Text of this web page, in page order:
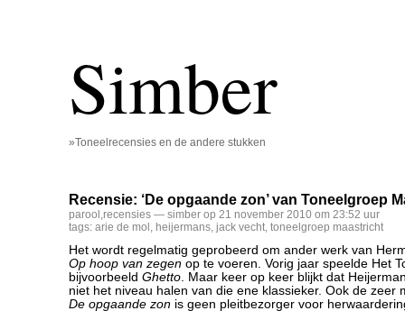
Simber
»Toneelrecensies en de andere stukken
Recensie: ‘De opgaande zon’ van Toneelgroep
parool ,recensies — simber op 21 november 2010 om 23:52 uur
tags: arie de mol , heijermans, jack vecht, toneelgroep maastricht
Het wordt regelmatig geprobeerd om ander werk van
Op hoop van zegen op te voeren. Vorig jaar speelde Het
bijvoorbeeld Ghetto. Maar keer op keer blijkt dat
niet het niveau halen van die ene klassieker. Ook de zeer
De opgaande zon is geen pleitbezorger voor